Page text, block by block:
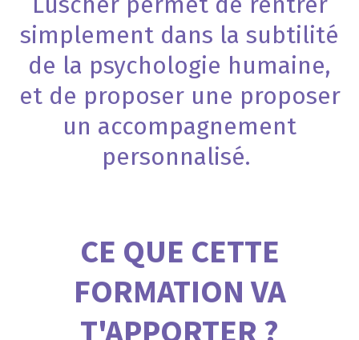
simplement dans la subtilité
de la psychologie humaine,
et de proposer une proposer
un accompagnement
personnalisé.
CE QUE CETTE
FORMATION VA
T'APPORTER ?